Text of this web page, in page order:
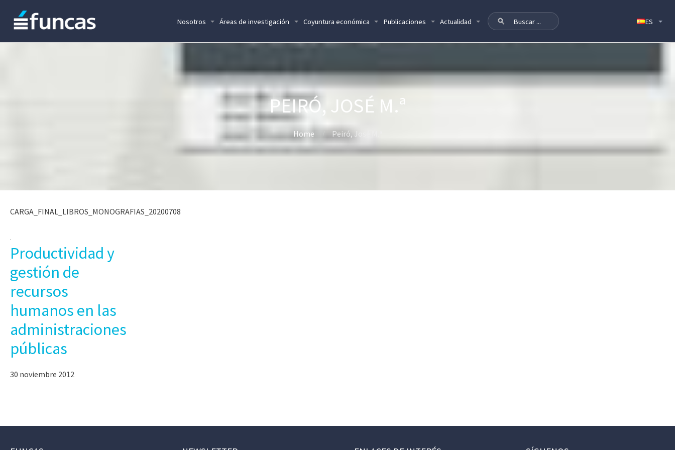
Nosotros Áreas de investigación Coyuntura económica Publicaciones Actualidad
PEIRÓ, JOSÉ M.ª
Home Peiró, José M.ª
CARGA_FINAL_LIBROS_MONOGRAFIAS_20200708
Productividad y
gestión de
recursos
humanos en las
administraciones
públicas
30 noviembre 2012